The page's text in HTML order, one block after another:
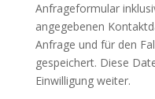
Anfrageformular
angegebenen
Anfrage und für den
gespeichert. Diese
Einwilligung weiter.